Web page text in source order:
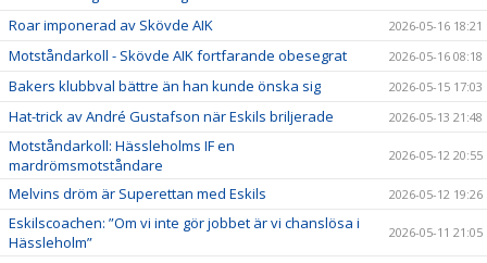
Roar imponerad av Skövde AIK 2026-05-16 18:21
Motståndarkoll - Skövde AIK fortfarande obesegrat 2026-05-16 08:18
Bakers klubbval bättre än han kunde önska sig 2026-05-15 17:03
Hat-trick av André Gustafson när Eskils briljerade 2026-05-13 21:48
Motståndarkoll: Hässleholms IF en
mardrömsmotståndare
2026-05-12 20:55
Melvins dröm är Superettan med Eskils 2026-05-12 19:26
Eskilscoachen: ”Om vi inte gör jobbet är vi chanslösa i
Hässleholm”
2026-05-11 21:05